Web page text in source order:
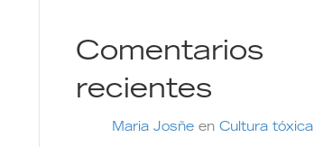
Comentarios
recientes
Maria Josñe en Cultura tóxica